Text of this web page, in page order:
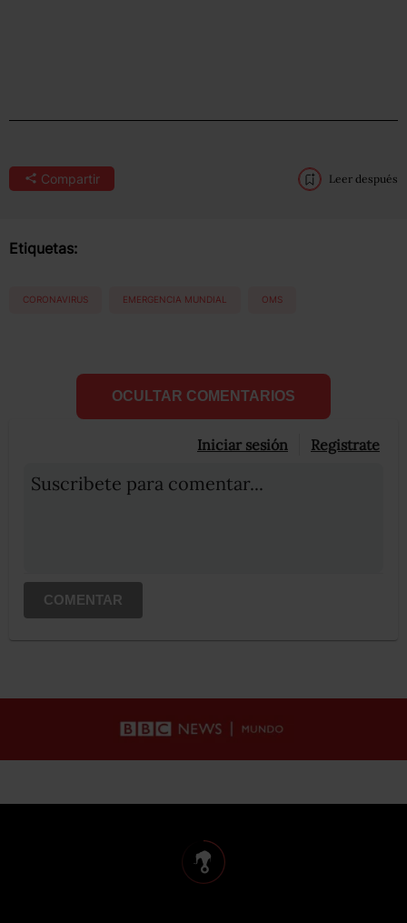
Compartir Leer después
Etiquetas:
CORONAVIRUS EMERGENCIA MUNDIAL OMS
OCULTAR COMENTARIOS
Iniciar sesión Registrate
Suscribete para comentar...
COMENTAR